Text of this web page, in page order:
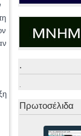
.
.
Πρωτοσέλιδα